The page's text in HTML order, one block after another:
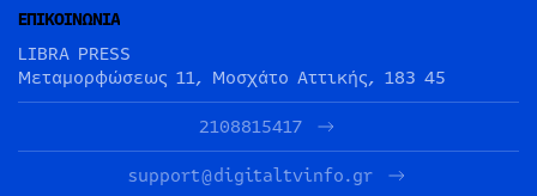
ΕΠΙΚΟΙΝΩΝΙΑ
LIBRA PRESS
Μεταμορφώσεως 11, Μοσχάτο Αττικής, 183 45
2108815417
support@digitaltvinfo.gr